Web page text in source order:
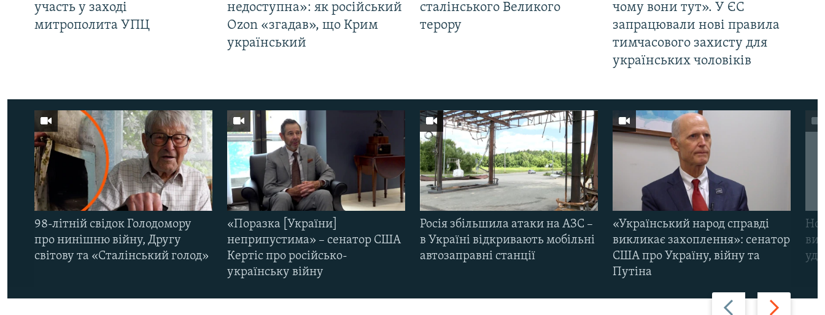
участь у заході
митрополита УПЦ
недоступна»: як російський
Ozon «згадав», що Крим
український
сталінського Великого
терору
чому вони тут». У ЄС
запрацювали нові правила
тимчасового захисту для
українських чоловіків
Назад Вперед
98-літній свідок Голодомору
про нинішню війну, Другу
світову та «Сталінський голод»
«Поразка [України]
неприпустима» – сенатор США
Кертіс про російсько-
українську війну
Росія збільшила атаки на АЗС –
в Україні відкривають мобільні
автозаправні станції
«Український народ справді
викликає захоплення»: сенатор
США про Україну, війну та
Путіна